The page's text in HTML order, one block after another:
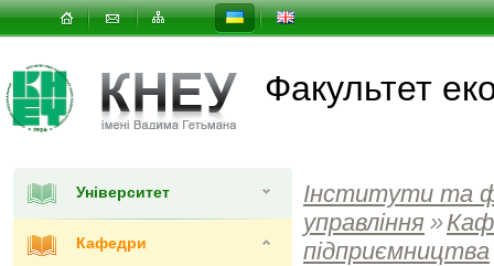
Факультет
Університет
Кафедри
Інститути та
управлiння »
підприємництва